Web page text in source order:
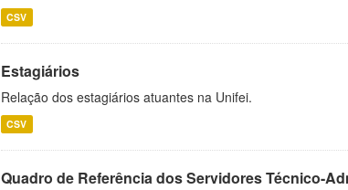
CSV
Estagiários
Relação dos estagiários atuantes na Unifei.
CSV
Quadro de Referência dos Servidores Técnico-